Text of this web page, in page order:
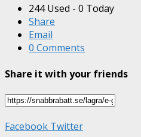
244 Used - 0 Today
Share
Email
0 Comments
Share it with your friends
Facebook Twitter